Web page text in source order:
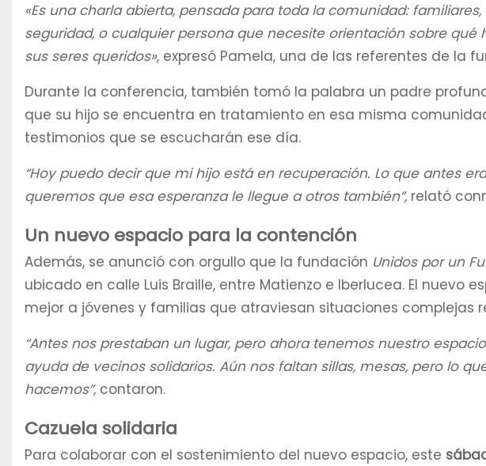
«Es una charla abierta, pensada para toda la comunidad:
seguridad, o cualquier persona que necesite orientación sobre
sus seres queridos», expresó Pamela, una de las referentes de la
Durante la conferencia, también tomó la palabra un padre
que su hijo se encuentra en tratamiento en esa misma
testimonios que se escucharán ese día.
“Hoy puedo decir que mi hijo está en recuperación. Lo que antes
queremos que esa esperanza le llegue a otros también”, relató
Un nuevo espacio para la contención
Además, se anunció con orgullo que la fundación Unidos por un
ubicado en calle Luis Braille, entre Matienzo e Iberlucea. El nuevo
mejor a jóvenes y familias que atraviesan situaciones complejas
“Antes nos prestaban un lugar, pero ahora tenemos nuestro
ayuda de vecinos solidarios. Aún nos faltan sillas, mesas, pero lo
hacemos”, contaron.
Cazuela solidaria
Para colaborar con el sostenimiento del nuevo espacio, este